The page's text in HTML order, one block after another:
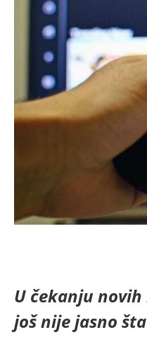
U čekanju
još nije jasno